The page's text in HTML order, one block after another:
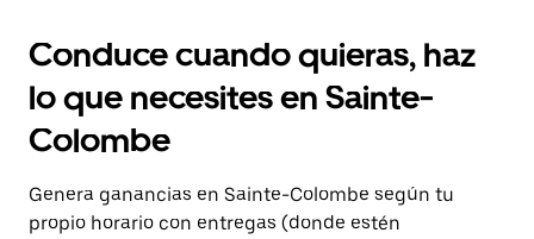
Conduce cuando quieras, haz
lo que necesites en Sainte-
Colombe
Genera ganancias en Sainte-Colombe según tu
propio horario con entregas (donde estén